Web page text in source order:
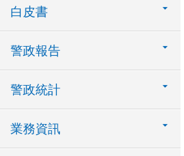
白皮書
警政報告
警政統計
業務資訊